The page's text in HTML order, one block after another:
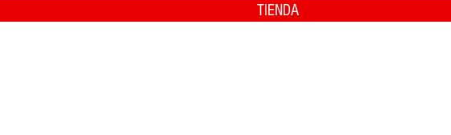
TIENDA